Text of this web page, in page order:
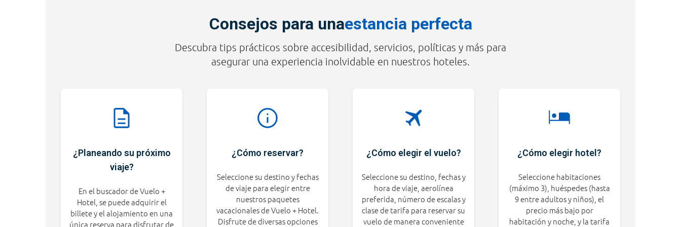
Consejos para unaestancia perfecta
Descubra tips prácticos sobre accesibilidad, servicios, políticas y más para
asegurar una experiencia inolvidable en nuestros hoteles.
¿Planeando su próximo
viaje?
En el buscador de Vuelo +
Hotel, se puede adquirir el
billete y el alojamiento en una
única reserva para disfrutar de
¿Cómo reservar?
Seleccione su destino y fechas
de viaje para elegir entre
nuestros paquetes
vacacionales de Vuelo + Hotel.
Disfrute de diversas opciones
¿Cómo elegir el vuelo?
Seleccione su destino, fechas y
hora de viaje, aerolínea
preferida, número de escalas y
clase de tarifa para reservar su
vuelo de manera conveniente
¿Cómo elegir hotel?
Seleccione habitaciones
(máximo 3), huéspedes (hasta
9 entre adultos y niños), el
precio más bajo por
habitación y noche, y la tarifa